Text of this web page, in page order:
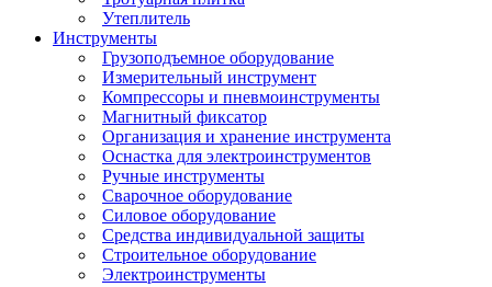
Утеплитель
Инструменты
Грузоподъемное оборудование
Измерительный инструмент
Компрессоры и пневмоинструменты
Магнитный фиксатор
Организация и хранение инструмента
Оснастка для электроинструментов
Ручные инструменты
Сварочное оборудование
Силовое оборудование
Средства индивидуальной защиты
Строительное оборудование
Электроинструменты